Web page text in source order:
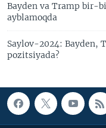
Bayden va Tramp bir-
ayblamoqda
Saylov-2024: Bayden,
pozitsiyada?